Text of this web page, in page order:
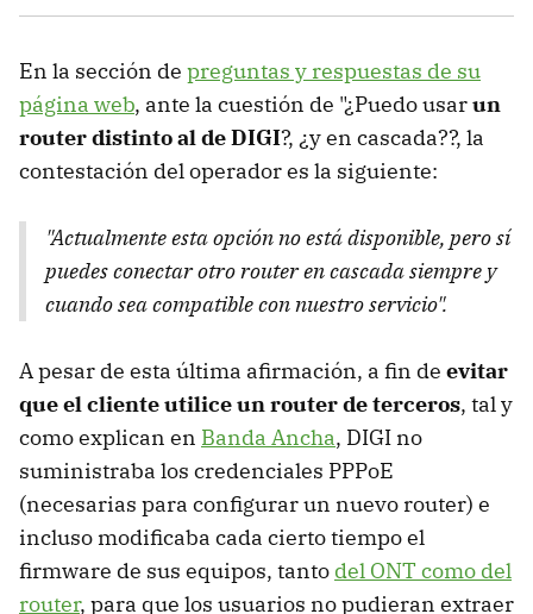
En la sección de preguntas y respuestas de su
página web, ante la cuestión de "¿Puedo usarun
router distinto al de DIGI?, ¿y en cascada??, la
contestación del operador es la siguiente:
"Actualmente esta opción no está disponible, pero sí
puedes conectar otro router en cascada siempre y
cuando sea compatible con nuestro servicio".
A pesar de esta última afirmación, a fin de evitar
que el cliente utilice un router de terceros, tal y
como explican en Banda Ancha, DIGI no
suministraba los credenciales PPPoE
(necesarias para configurar un nuevo router) e
incluso modificaba cada cierto tiempo el
firmware de sus equipos, tanto del ONT como del
router, para que los usuarios no pudieran extraer